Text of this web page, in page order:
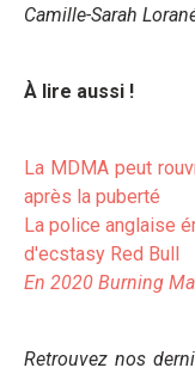
Camille-Sarah
À lire aussi !
La MDMA peut
après la puberté
La police anglaise
d'ecstasy Red Bull
En 2020 Burning
Retrouvez nos